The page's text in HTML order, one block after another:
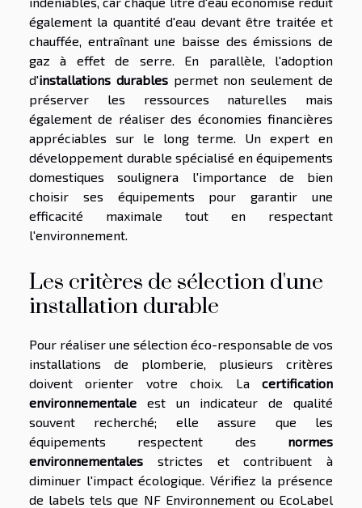
également la quantité d'eau devant être traitée et
chauffée, entraînant une baisse des émissions de
gaz à effet de serre. En parallèle, l'adoption
d'installations durablespermet non seulement de
préserver les ressources naturelles mais
également de réaliser des économies financières
appréciables sur le long terme. Un expert en
développement durable spécialisé en équipements
domestiques soulignera l'importance de bien
choisir ses équipements pour garantir une
efficacité maximale tout en respectant
l'environnement.
Les critères de sélection d'une
installation durable
Pour réaliser une sélection éco-responsable de vos
installations de plomberie, plusieurs critères
doivent orienter votre choix. La certification
environnementale est un indicateur de qualité
souvent recherché; elle assure que les
équipements respectent des normes
environnementales strictes et contribuent à
diminuer l'impact écologique. Vérifiez la présence
de labels tels que NF Environnement ou EcoLabel